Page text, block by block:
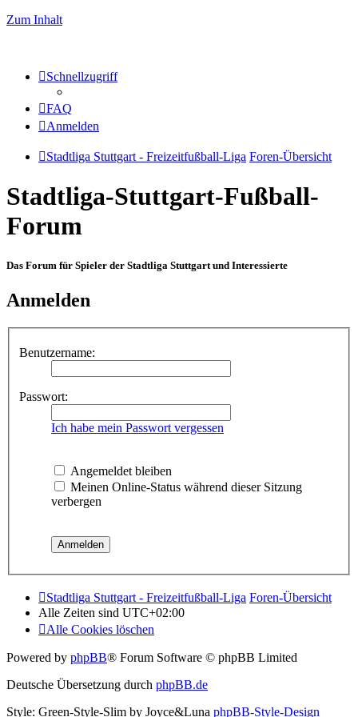
Zum Inhalt
Schnellzugriff
FAQ
Anmelden
Stadtliga Stuttgart - Freizeitfußball-Liga Foren-Übersicht
Stadtliga-Stuttgart-Fußball-
Forum
Das Forum für Spieler der Stadtliga Stuttgart und Interessierte
Anmelden
Benutzername:
Passwort:
Ich habe mein Passwort vergessen
Angemeldet bleiben
Meinen Online-Status während dieser Sitzung
verbergen
Stadtliga Stuttgart - Freizeitfußball-Liga Foren-Übersicht
Alle Zeiten sind UTC+02:00
Alle Cookies löschen
Powered by phpBB® Forum Software © phpBB Limited
Deutsche Übersetzung durch phpBB.de
Style: Green-Style-Slim by Joyce&Luna phpBB-Style-Design